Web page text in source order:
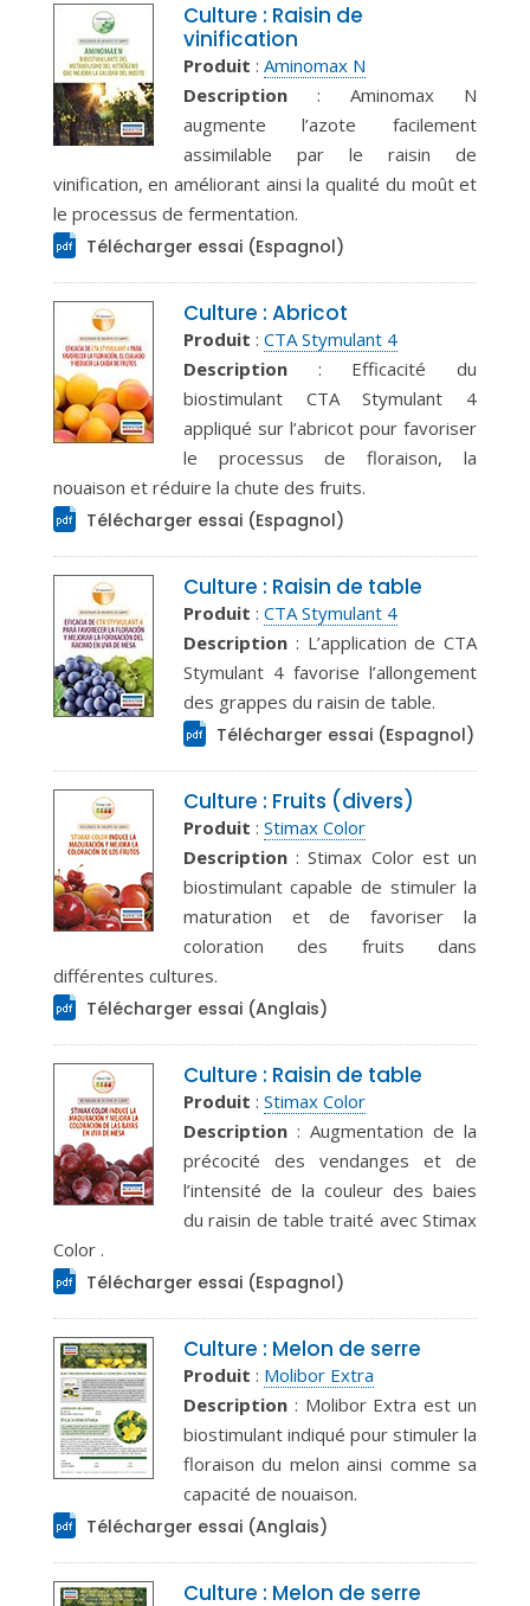
Culture : Raisin de
vinification
Produit : Aminomax N
Description : Aminomax N
augmente l’azote facilement
assimilable par le raisin de
vinification, en améliorant ainsi la qualité du moût et
le processus de fermentation.
Télécharger essai (Espagnol)
Culture : Abricot
Produit : CTA Stymulant 4
Description : Efficacité du
biostimulant CTA Stymulant 4
appliqué sur l’abricot pour favoriser
le processus de floraison, la
nouaison et réduire la chute des fruits.
Télécharger essai (Espagnol)
Culture : Raisin de table
Produit : CTA Stymulant 4
Description : L’application de CTA
Stymulant 4 favorise l’allongement
des grappes du raisin de table.
Télécharger essai (Espagnol)
Culture : Fruits (divers)
Produit : Stimax Color
Description: Stimax Color est un
biostimulant capable de stimuler la
maturation et de favoriser la
coloration des fruits dans
différentes cultures.
Télécharger essai (Anglais)
Culture : Raisin de table
Produit : Stimax Color
Description : Augmentation de la
précocité des vendanges et de
l’intensité de la couleur des baies
du raisin de table traité avec Stimax
Color .
Télécharger essai (Espagnol)
Culture : Melon de serre
Produit : Molibor Extra
Description : Molibor Extra est un
biostimulant indiqué pour stimuler la
floraison du melon ainsi comme sa
capacité de nouaison.
Télécharger essai (Anglais)
Culture : Melon de serre